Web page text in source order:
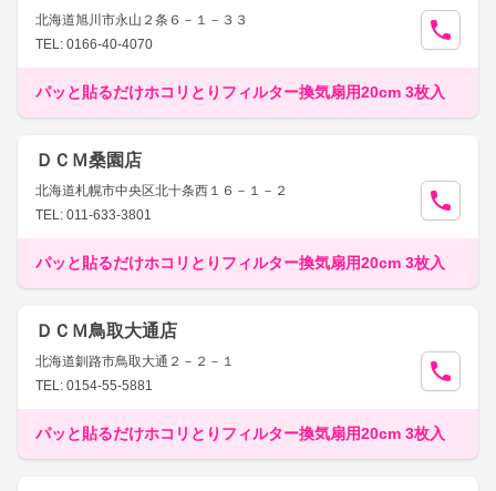
北海道旭川市永山２条６－１－３３
TEL: 0166-40-4070
パッと貼るだけホコリとりフィルター換気扇用20cm 3枚入
ＤＣＭ桑園店
北海道札幌市中央区北十条西１６－１－２
TEL: 011-633-3801
パッと貼るだけホコリとりフィルター換気扇用20cm 3枚入
ＤＣＭ鳥取大通店
北海道釧路市鳥取大通２－２－１
TEL: 0154-55-5881
パッと貼るだけホコリとりフィルター換気扇用20cm 3枚入